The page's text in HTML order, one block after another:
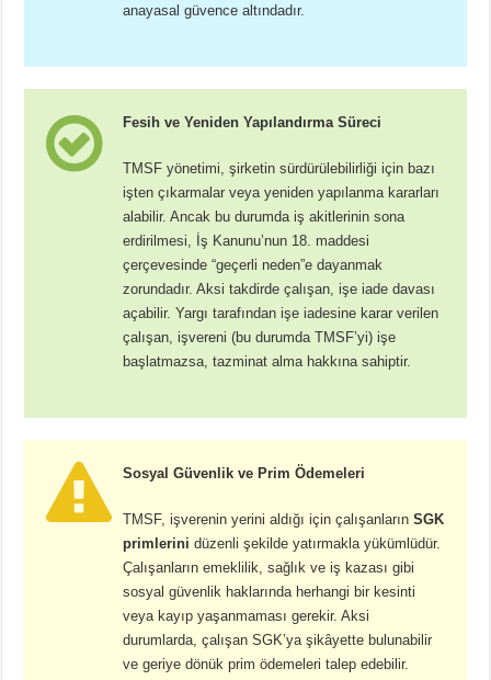
anayasal güvence altındadır.
Fesih ve Yeniden Yapılandırma Süreci
TMSF yönetimi, şirketin sürdürülebilirliği için bazı
işten çıkarmalar veya yeniden yapılanma kararları
alabilir. Ancak bu durumda iş akitlerinin sona
erdirilmesi, İş Kanunu’nun 18. maddesi
çerçevesinde “geçerli neden”e dayanmak
zorundadır. Aksi takdirde çalışan, işe iade davası
açabilir. Yargı tarafından işe iadesine karar verilen
çalışan, işvereni (bu durumda TMSF’yi) işe
başlatmazsa, tazminat alma hakkına sahiptir.
Sosyal Güvenlik ve Prim Ödemeleri
TMSF, işverenin yerini aldığı için çalışanlarınSGK
primlerini düzenli şekilde yatırmakla yükümlüdür.
Çalışanların emeklilik, sağlık ve iş kazası gibi
sosyal güvenlik haklarında herhangi bir kesinti
veya kayıp yaşanmaması gerekir. Aksi
durumlarda, çalışan SGK’ya şikâyette bulunabilir
ve geriye dönük prim ödemeleri talep edebilir.